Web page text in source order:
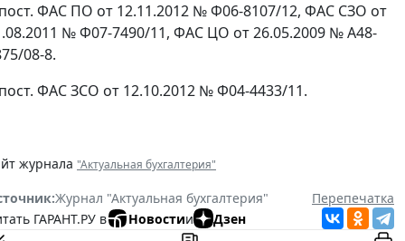
ФАС ПО от 12.11.2012 № Ф06-8107/12, ФАС СЗО от
№ Ф07-7490/11, ФАС ЦО от 26.05.2009 № А48-
08-8.
ФАС ЗСО от 12.10.2012 № Ф04-4433/11.
журнала "Актуальная бухгалтерия"
Журнал "Актуальная бухгалтерия"
Перепечатка
ГАРАНТ.РУ в
Новостии Дзен